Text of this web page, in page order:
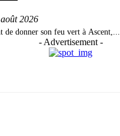
2026
de donner son feu vert à Ascent,...
- Advertisement -